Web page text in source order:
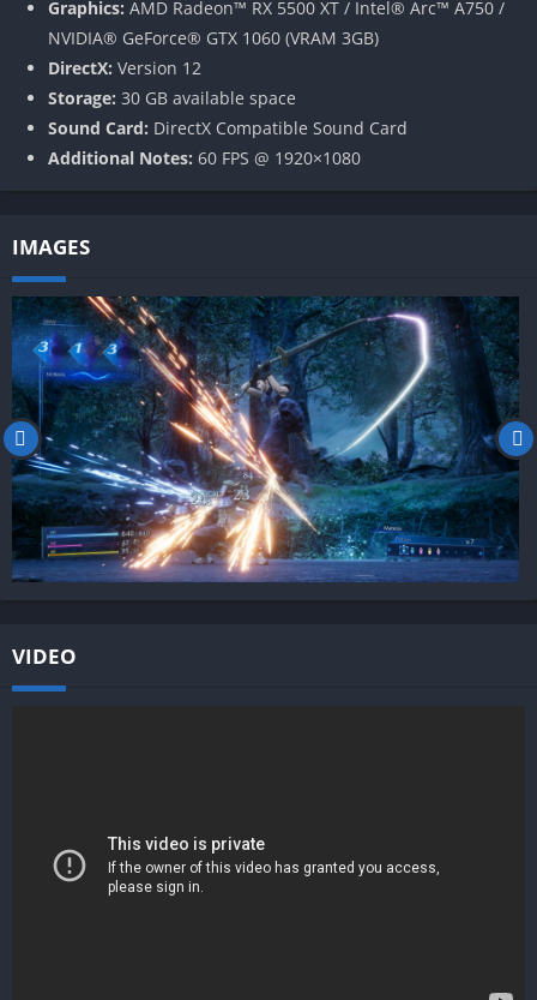
Graphics: AMD Radeon™ RX 5500 XT / Intel® Arc™ A750 /
NVIDIA® GeForce® GTX 1060 (VRAM 3GB)
DirectX: Version 12
Storage: 30 GB available space
Sound Card: DirectX Compatible Sound Card
Additional Notes: 60 FPS @ 1920×1080
IMAGES
VIDEO